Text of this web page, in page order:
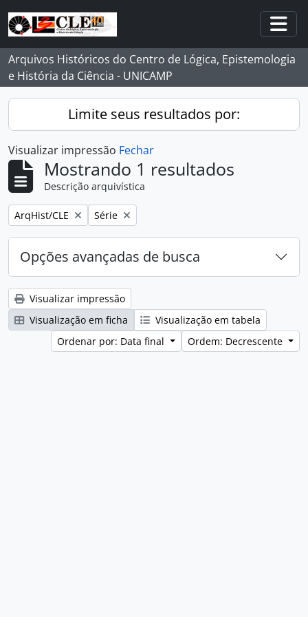
Skip to main content
Arquivos Históricos do Centro de Lógica, Epistemologia
e História da Ciência - UNICAMP
Limite seus resultados por:
Visualizar impressão Fechar
Mostrando 1 resultados
Descrição arquivística
Remover filtro:
ArqHist/CLE Remover filtro:
Série
Opções avançadas de busca
Visualizar impressão
Visualização em ficha
Visualização em tabela
Ordenar por: Data final
Ordem: Decrescente